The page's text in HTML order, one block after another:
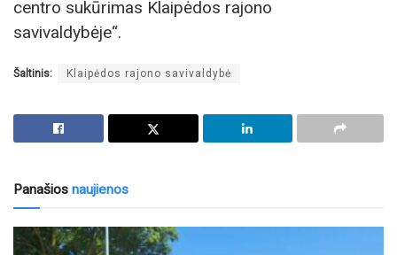
centro sukūrimas Klaipėdos rajono
savivaldybėje“.
Šaltinis: Klaipėdos rajono savivaldybė
Panašios naujienos